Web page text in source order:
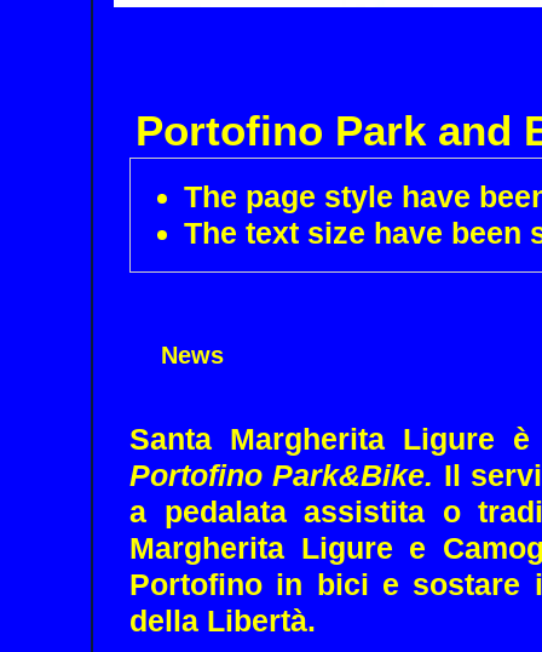
Portofino Park and
The page style have
The text size have been
News
Santa Margherita Ligure
Portofino Park&Bike. Il
a pedalata assistita o
Margherita Ligure e
Portofino in bici e sostare
della Libertà.